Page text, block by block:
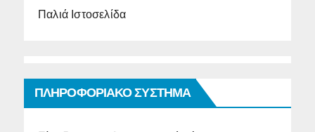
Παλιά Ιστοσελίδα
ΠΛΗΡΟΦΟΡΙΑΚΟ ΣΥΣΤΗΜΑ